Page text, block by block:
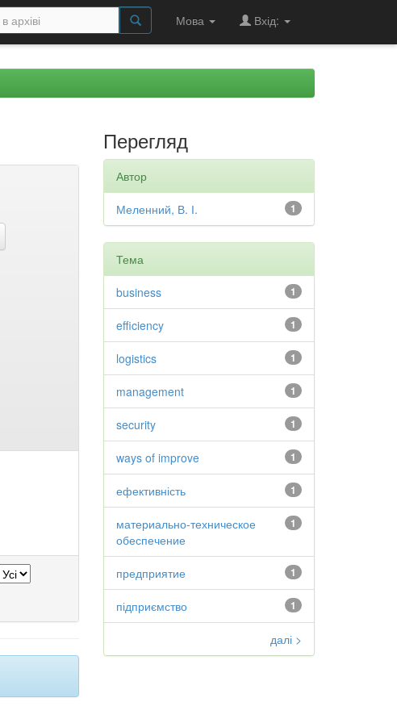
Мова Вхід:
Перегляд
Автор
1
Меленний, В. І.
Тема
1
business
1
efficiency
1
logistics
1
management
1
security
1
ways of improve
1
ефективність
1
материально-техническое
обеспечение
1
предприятие
1
підприємство
далі >